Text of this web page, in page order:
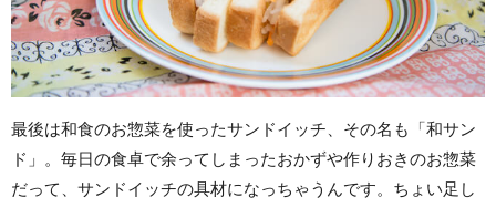
最後は和食のお惣菜を使ったサンドイッチ、その名も「和サン
ド」。毎日の食卓で余ってしまったおかずや作りおきのお惣菜
だって、サンドイッチの具材になっちゃうんです。ちょい足し